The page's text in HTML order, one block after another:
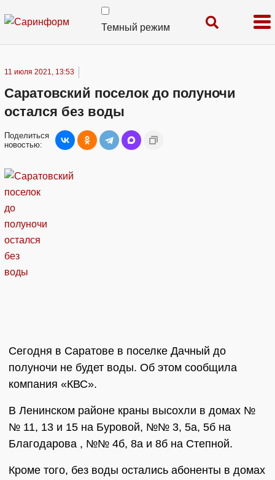
Темный режим
11 июля 2021, 13:53
Саратовский поселок до полуночи
остался без воды
Поделиться
новостью:
Сегодня в Саратове в поселке Дачный до
полуночи не будет воды. Об этом сообщила
компания «КВС».
В Ленинском районе краны высохли в домах №
№ 11, 13 и 15 на Буровой, №№ 3, 5а, 5б на
Благодарова , №№ 4б, 8а и 8б на Степной.
Кроме того, без воды остались абоненты в домах